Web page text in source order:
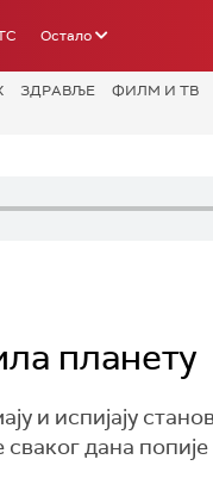
Остало
ЗДРАВЉЕ ФИЛМ И ТВ
планету
и испијају
дана